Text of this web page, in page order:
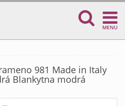
MENU
981 Made in Italy
Blankytna modrá